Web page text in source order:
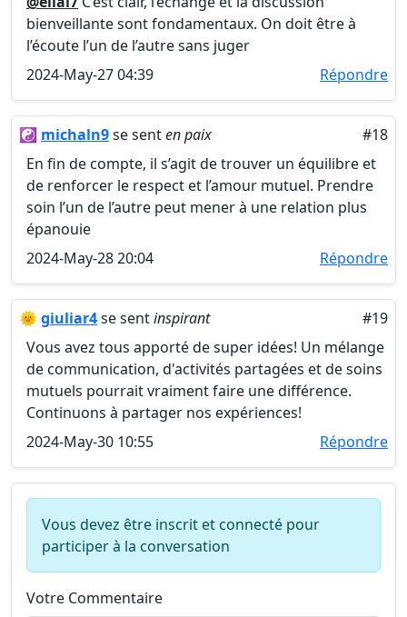
bienveillante sont fondamentaux. On doit être à
l’écoute l’un de l’autre sans juger
2024-May-27 04:39
Répondre
☯️ michaln9se senten paix
#18
En fin de compte, il s’agit de trouver un équilibre et
de renforcer le respect et l’amour mutuel. Prendre
soin l’un de l’autre peut mener à une relation plus
épanouie
2024-May-28 20:04
Répondre
🌞 giuliar4se sentinspirant
#19
Vous avez tous apporté de super idées! Un mélange
de communication, d'activités partagées et de soins
mutuels pourrait vraiment faire une différence.
Continuons à partager nos expériences!
2024-May-30 10:55
Répondre
Vous devez être inscrit et connecté pour
participer à la conversation
Votre Commentaire